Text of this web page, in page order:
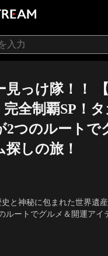
見っけ隊！！
全制覇SP！タ
2つのルートで
探しの旅！
と神秘に包まれた世界遺
ルートでグルメ＆開運アイ